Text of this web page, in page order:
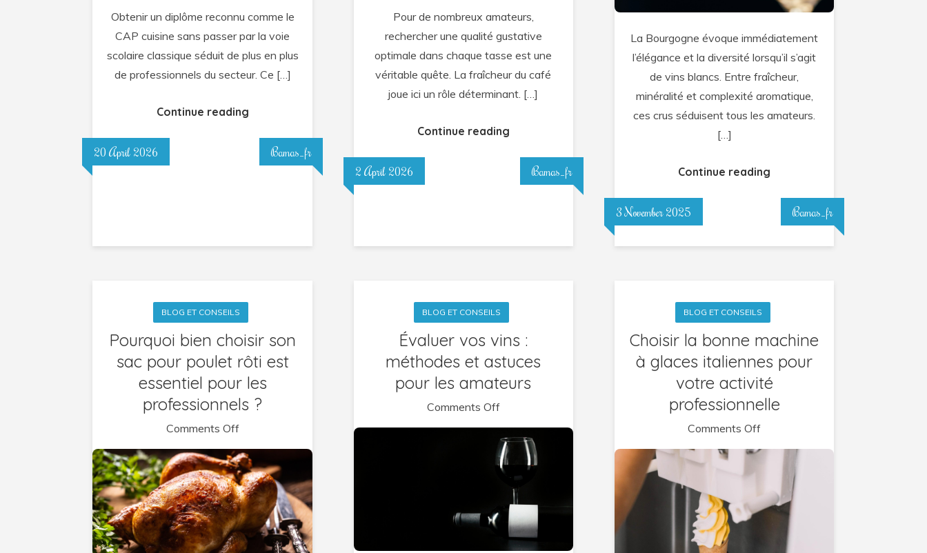
?
Obtenir un diplôme reconnu comme le
CAP cuisine sans passer par la voie
scolaire classique séduit de plus en plus
de professionnels du secteur. Ce […]
Continue reading
20 April 2026 Bamas_fr
le
goût
?
Pour de nombreux amateurs,
rechercher une qualité gustative
optimale dans chaque tasse est une
véritable quête. La fraîcheur du café
joue ici un rôle déterminant. […]
Continue reading
2 April 2026 Bamas_fr
choisir
celui
qui
sera
parfait
table
La Bourgogne évoque immédiatement
l’élégance et la diversité lorsqu’il s’agit
de vins blancs. Entre fraîcheur,
minéralité et complexité aromatique,
ces crus séduisent tous les amateurs.
[…]
Continue reading
3 November 2025 Bamas_fr
BLOG ET CONSEILS
Pourquoi bien choisir son
sac pour poulet rôti est
essentiel pour les
professionnels ?
Comments Offon
Pourquoi
bien
choisir
son
sac
pour
BLOG ET CONSEILS
Évaluer vos vins :
méthodes et astuces
pour les amateurs
Comments Offon
Évaluer
vos
vins
méthodes
et
astuces
BLOG ET CONSEILS
Choisir la bonne machine
à glaces italiennes pour
votre activité
professionnelle
Comments Offon
Choisir
machine
glaces